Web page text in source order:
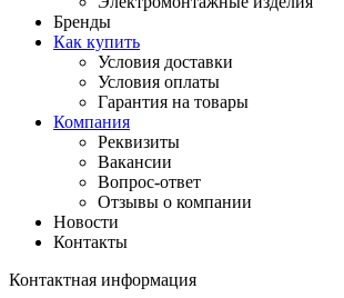
Бренды
Как купить
Условия доставки
Условия оплаты
Гарантия на товары
Компания
Реквизиты
Вакансии
Вопрос-ответ
Отзывы о компании
Новости
Контакты
Контактная информация